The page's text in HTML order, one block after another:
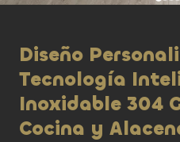
Diseño
Tecnología
Inoxidable 304
Cocina y